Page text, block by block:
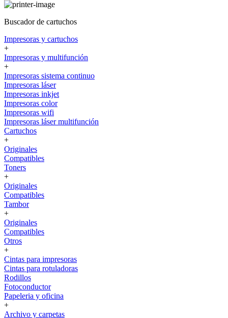
Buscador de cartuchos
Impresoras y cartuchos
+
Impresoras y multifunción
+
Impresoras sistema continuo
Impresoras láser
Impresoras inkjet
Impresoras color
Impresoras wifi
Impresoras láser multifunción
Cartuchos
+
Originales
Compatibles
Toners
+
Originales
Compatibles
Tambor
+
Originales
Compatibles
Otros
+
Cintas para impresoras
Cintas para rotuladoras
Rodillos
Fotoconductor
Papeleria y oficina
+
Archivo y carpetas